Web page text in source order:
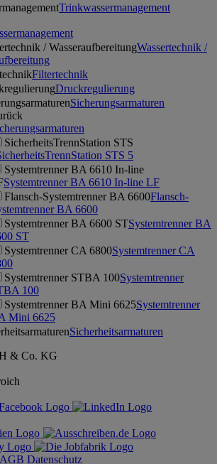
Trinkwassermanagement
/ WasseraufbereitungWassertechnik /
Filtertechnik
Druckregulierung
Sicherungsarmaturen
SicherheitsTrennStation STS
STS 5
Systemtrenner BA 6610 In-line
Systemtrenner BA 6610 In-line LF
Flansch-Systemtrenner BA 6600Flansch-
BA 6600
Systemtrenner BA 6600 STSystemtrenner BA
ST
Systemtrenner CA 6800Systemtrenner CA
Systemtrenner STBA 100Systemtrenner
100
Systemtrenner BA Mini 6625Systemtrenner
Mini 6625
Sicherheitsarmaturen
& Co. KG
AGB Datenschutz